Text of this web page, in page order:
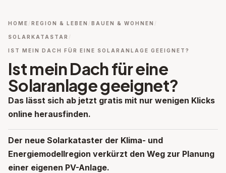
HOME REGION & LEBEN BAUEN & WOHNEN
SOLARKATASTAR
IST MEIN DACH FÜR EINE SOLARANLAGE GEEIGNET?
Ist mein Dach für eine
Solaranlage geeignet?
Das lässt sich ab jetzt gratis mit nur wenigen Klicks
online herausfinden.
Der neue Solarkataster der Klima- und
Energiemodellregion verkürzt den Weg zur Planung
einer eigenen PV-Anlage.